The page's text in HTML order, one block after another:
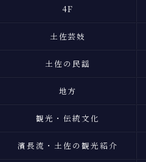
4F
土佐芸妓
土佐の民謡
地方
観光・伝統文化
濱長流・土佐の観光紹介